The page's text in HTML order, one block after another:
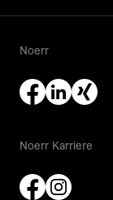
Noerr
Noerr Karriere